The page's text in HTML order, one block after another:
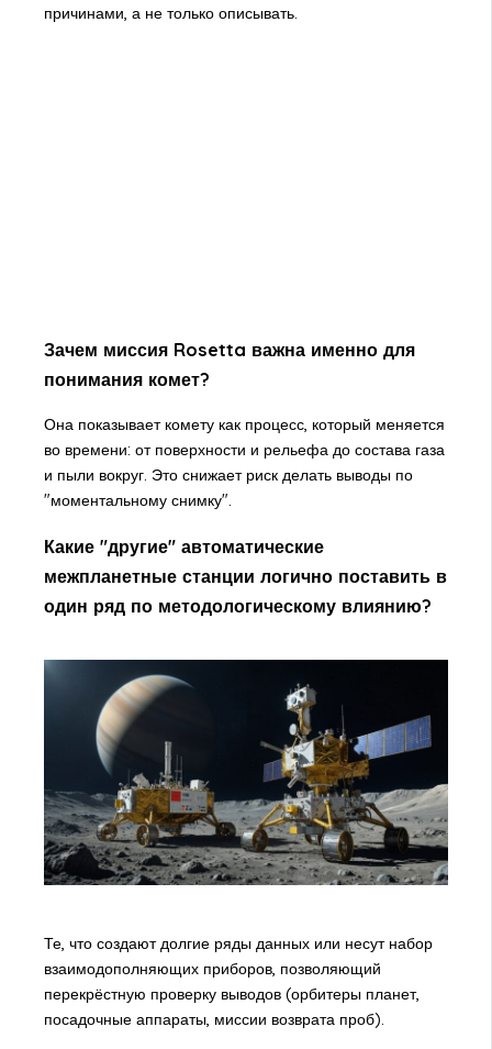
причинами, а не только описывать.
Зачем миссия Rosetta важна именно для
понимания комет?
Она показывает комету как процесс, который меняется
во времени: от поверхности и рельефа до состава газа
и пыли вокруг. Это снижает риск делать выводы по
"моментальному снимку".
Какие "другие" автоматические
межпланетные станции логично поставить в
один ряд по методологическому влиянию?
Те, что создают долгие ряды данных или несут набор
взаимодополняющих приборов, позволяющий
перекрёстную проверку выводов (орбитеры планет,
посадочные аппараты, миссии возврата проб).